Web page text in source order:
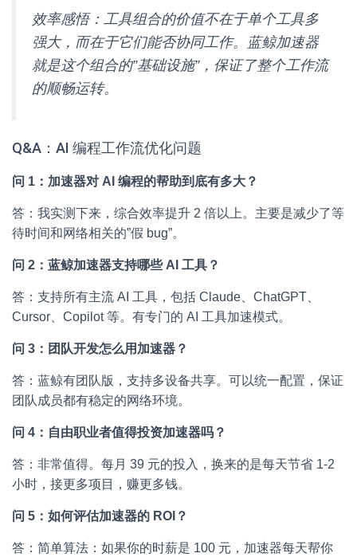
效率感悟：工具组合的价值不在于单个工具多
强大，而在于它们能否协同工作。蓝鲸加速器
就是这个组合的”基础设施”，保证了整个工作流
的顺畅运转。
Q&A：AI 编程工作流优化问题
问 1：加速器对 AI 编程的帮助到底有多大？
答：我实测下来，综合效率提升 2 倍以上。主要是减少了等
待时间和网络相关的”假 bug”。
问 2：蓝鲸加速器支持哪些 AI 工具？
答：支持所有主流 AI 工具，包括 Claude、ChatGPT、
Cursor、Copilot 等。有专门的 AI 工具加速模式。
问 3：团队开发怎么用加速器？
答：蓝鲸有团队版，支持多设备共享。可以统一配置，保证
团队成员都有稳定的网络环境。
问 4：自由职业者值得投资加速器吗？
答：非常值得。每月 39 元的投入，换来的是每天节省 1-2
小时，接更多项目，赚更多钱。
问 5：如何评估加速器的 ROI？
答：简单算法：如果你的时薪是 100 元，加速器每天帮你